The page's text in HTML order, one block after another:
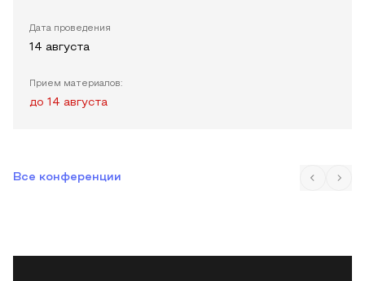
Дата проведения
14 августа
Прием материалов:
до 14 августа
Все конференции